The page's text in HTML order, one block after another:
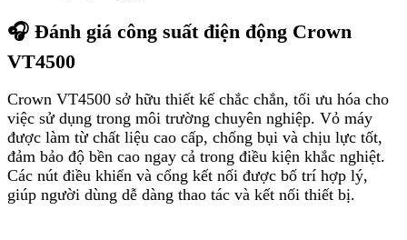
🎧 Đánh giá công suất điện động Crown
VT4500
Crown VT4500 sở hữu thiết kế chắc chắn, tối ưu hóa cho
việc sử dụng trong môi trường chuyên nghiệp. Vỏ máy
được làm từ chất liệu cao cấp, chống bụi và chịu lực tốt,
đảm bảo độ bền cao ngay cả trong điều kiện khắc nghiệt.
Các nút điều khiển và cổng kết nối được bố trí hợp lý,
giúp người dùng dễ dàng thao tác và kết nối thiết bị.